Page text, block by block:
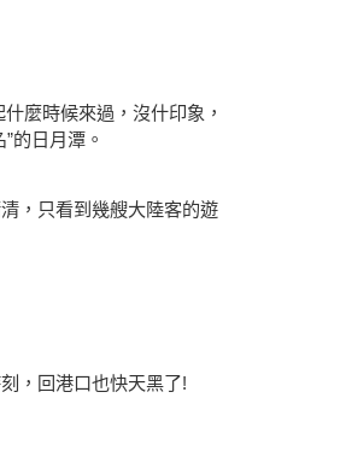
麼時候來過，沒什印象，
的日月潭。
，只看到幾艘大陸客的遊
，回港口也快天黑了!